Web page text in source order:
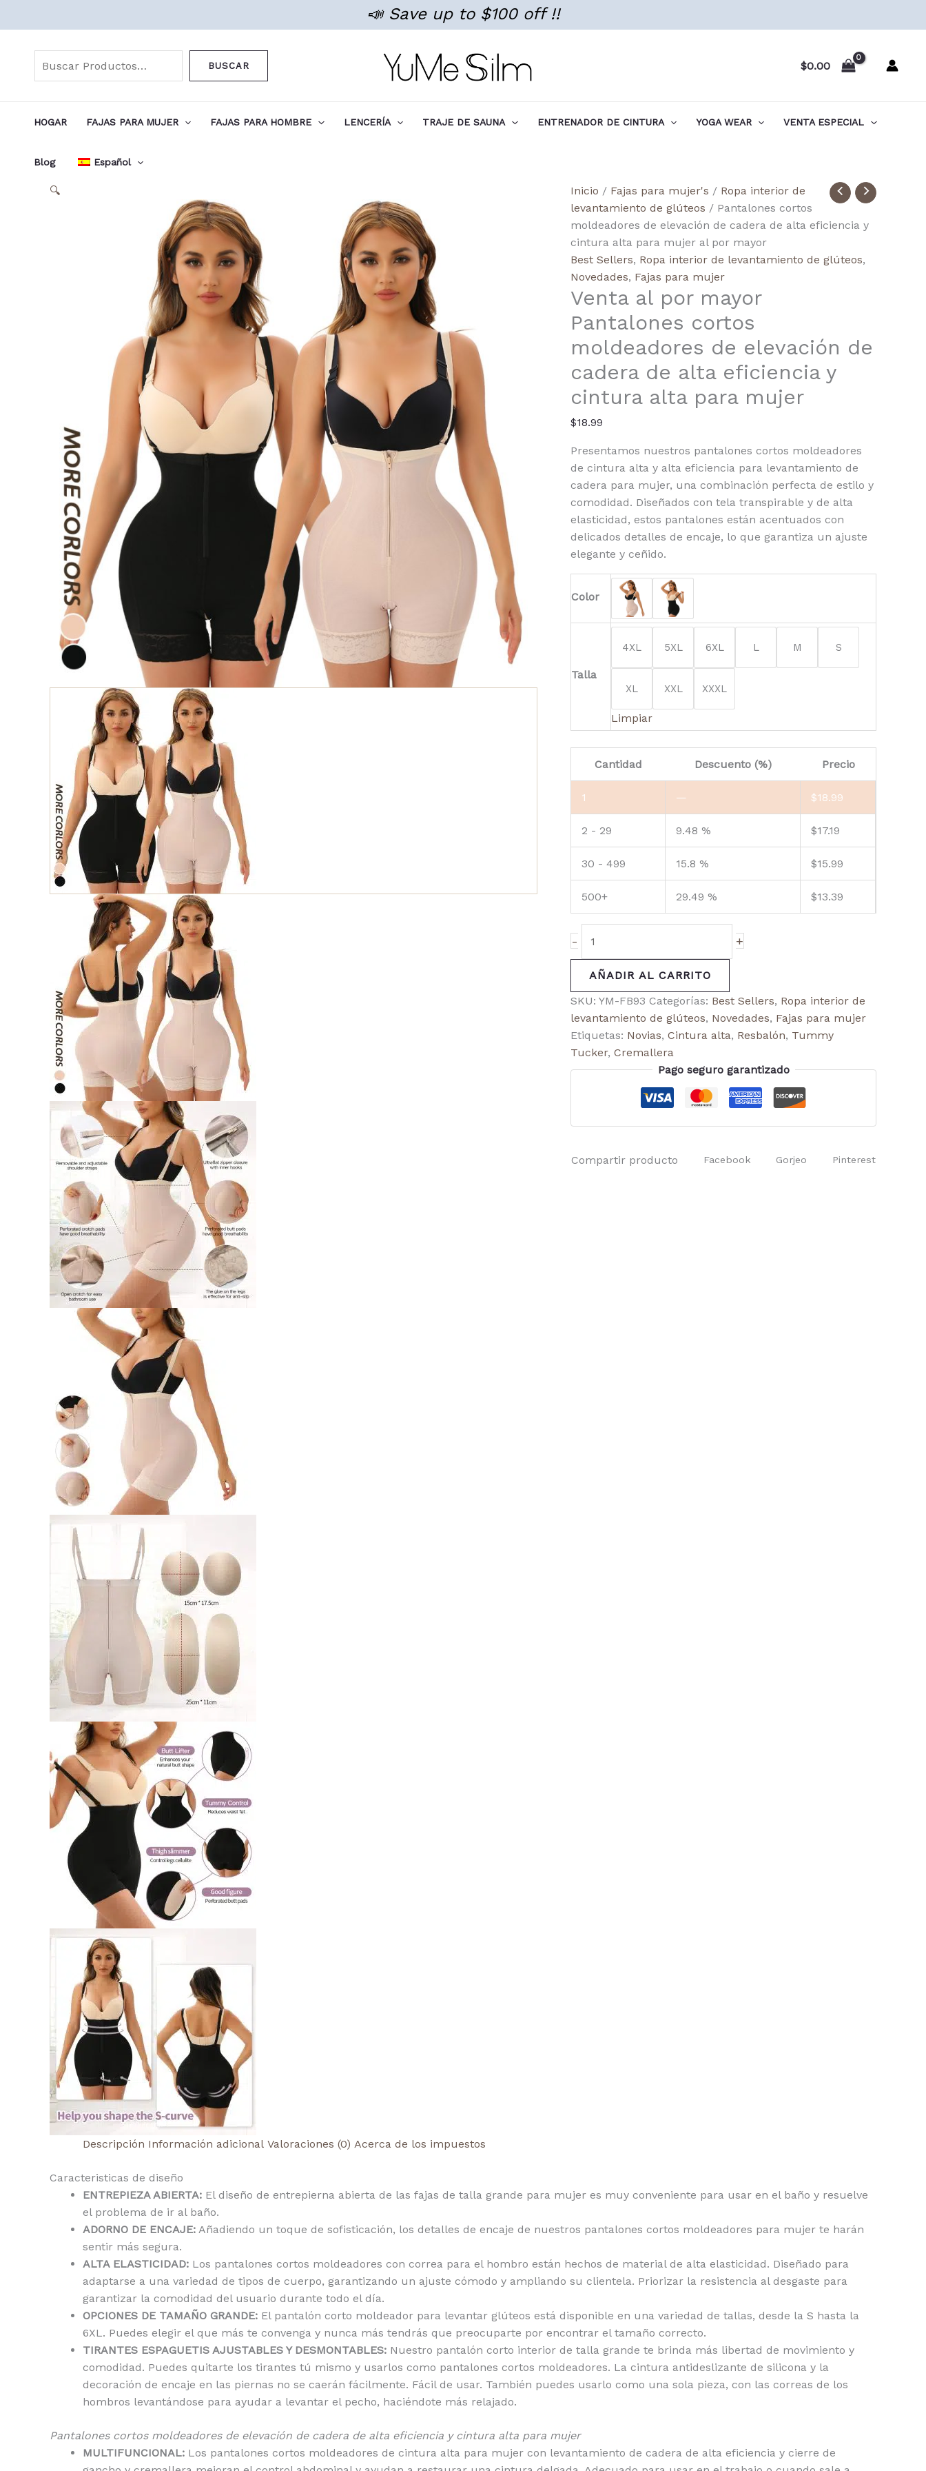
📣 Save up to $100 off !!
BUSCAR $0.00
HOGAR FAJAS PARA MUJER FAJAS PARA HOMBRE LENCERÍA TRAJE DE SAUNA ENTRENADOR DE CINTURA YOGA WEAR VENTA ESPECIAL
Blog Español
🔍 Inicio / Fajas para mujer's / Ropa interior de
levantamiento de glúteos / Pantalones cortos
moldeadores de elevación de cadera de alta eficiencia y
cintura alta para mujer al por mayor
Best Sellers, Ropa interior de levantamiento de glúteos,
Novedades, Fajas para mujer
Venta al por mayor
Pantalones cortos
moldeadores de elevación de
cadera de alta eficiencia y
cintura alta para mujer
$18.99
Presentamos nuestros pantalones cortos moldeadores
de cintura alta y alta eficiencia para levantamiento de
cadera para mujer, una combinación perfecta de estilo y
comodidad. Diseñados con tela transpirable y de alta
elasticidad, estos pantalones están acentuados con
delicados detalles de encaje, lo que garantiza un ajuste
elegante y ceñido.
Color
Talla
4XL 5XL 6XL L M S
XL XXL XXXL
Limpiar
Cantidad Descuento (%) Precio
1 — $18.99
2 - 29 9.48 % $17.19
30 - 499 15.8 % $15.99
500+ 29.49 % $13.39
-
Wholesale
Women's
High
Waist
High
Efficiency
Hip
Shapewear
Shorts
cantidad
+
AÑADIR AL CARRITO
SKU: YM-FB93 Categorías: Best Sellers, Ropa interior de
levantamiento de glúteos, Novedades, Fajas para mujer
Etiquetas: Novias, Cintura alta, Resbalón, Tummy
Tucker, Cremallera
Pago seguro garantizado
Compartir producto Facebook Gorjeo Pinterest
Descripción Información adicional Valoraciones (0) Acerca de los impuestos
Caracteristicas de diseño
ENTREPIEZA ABIERTA: El diseño de entrepierna abierta de las fajas de talla grande para mujer es muy conveniente para usar en el baño y resuelve
el problema de ir al baño.
ADORNO DE ENCAJE: Añadiendo un toque de sofisticación, los detalles de encaje de nuestros pantalones cortos moldeadores para mujer te harán
sentir más segura.
ALTA ELASTICIDAD: Los pantalones cortos moldeadores con correa para el hombro están hechos de material de alta elasticidad. Diseñado para
adaptarse a una variedad de tipos de cuerpo, garantizando un ajuste cómodo y ampliando su clientela. Priorizar la resistencia al desgaste para
garantizar la comodidad del usuario durante todo el día.
OPCIONES DE TAMAÑO GRANDE: El pantalón corto moldeador para levantar glúteos está disponible en una variedad de tallas, desde la S hasta la
6XL. Puedes elegir el que más te convenga y nunca más tendrás que preocuparte por encontrar el tamaño correcto.
TIRANTES ESPAGUETIS AJUSTABLES Y DESMONTABLES: Nuestro pantalón corto interior de talla grande te brinda más libertad de movimiento y
comodidad. Puedes quitarte los tirantes tú mismo y usarlos como pantalones cortos moldeadores. La cintura antideslizante de silicona y la
decoración de encaje en las piernas no se caerán fácilmente. Fácil de usar. También puedes usarlo como una sola pieza, con las correas de los
hombros levantándose para ayudar a levantar el pecho, haciéndote más relajado.
Pantalones cortos moldeadores de elevación de cadera de alta eficiencia y cintura alta para mujer
MULTIFUNCIONAL: Los pantalones cortos moldeadores de cintura alta para mujer con levantamiento de cadera de alta eficiencia y cierre de